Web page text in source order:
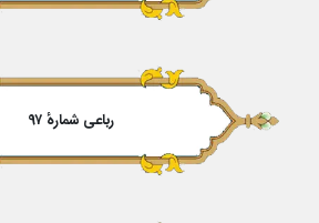
رباعی شمارهٔ ۹۷